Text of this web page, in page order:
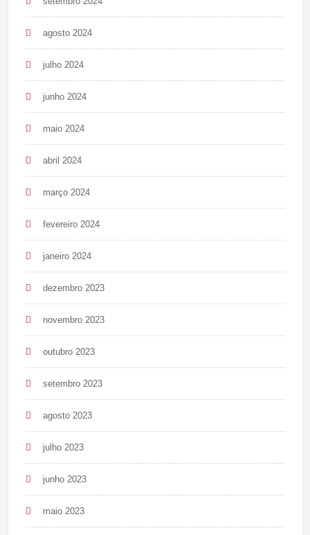
agosto 2024
julho 2024
junho 2024
maio 2024
abril 2024
março 2024
fevereiro 2024
janeiro 2024
dezembro 2023
novembro 2023
outubro 2023
setembro 2023
agosto 2023
julho 2023
junho 2023
maio 2023